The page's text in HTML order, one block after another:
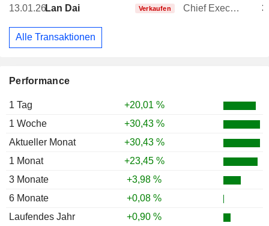
Performance
1 Tag
+20,01 %
1 Woche
+30,43 %
Aktueller Monat
+30,43 %
1 Monat
+23,45 %
3 Monate
+3,98 %
6 Monate
+0,08 %
Laufendes Jahr
+0,90 %
13.01.26Lan Dai Verkaufen Chief Executive Officer (CEO)
Alle Transaktionen